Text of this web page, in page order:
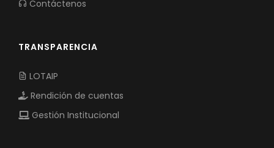
Contáctenos
TRANSPARENCIA
LOTAIP
Rendición de cuentas
Gestión Institucional